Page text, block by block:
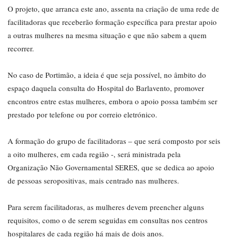
O projeto, que arranca este ano, assenta na criação de uma rede de
facilitadoras que receberão formação específica para prestar apoio
a outras mulheres na mesma situação e que não sabem a quem
recorrer.
No caso de Portimão, a ideia é que seja possível, no âmbito do
espaço daquela consulta do Hospital do Barlavento, promover
encontros entre estas mulheres, embora o apoio possa também ser
prestado por telefone ou por correio eletrónico.
A formação do grupo de facilitadoras – que será composto por seis
a oito mulheres, em cada região -, será ministrada pela
Organização Não Governamental SERES, que se dedica ao apoio
de pessoas seropositivas, mais centrado nas mulheres.
Para serem facilitadoras, as mulheres devem preencher alguns
requisitos, como o de serem seguidas em consultas nos centros
hospitalares de cada região há mais de dois anos.